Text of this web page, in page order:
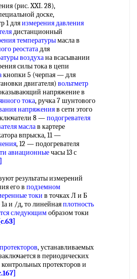
(рис. XXI. 28),
доске,
1 дляизмерения давления
дистанционный
температурымасла в
реостатадля
воздухана всасывании
силы тока в цепи
кнопки 5 (черпая — для
двигателя) вольтметр
напряжение в
тока, ручка 7 шунтового
напряженияв сети этого
8 —подогревателя
маслав картере
впрыска, 11 —
, 12 — подогревателя
авиационныечасы 13 с
результаты измерений
его в подземном
токи в точках Л и Б
и /д, то линейнаяплотность
следующимобразом токи
[c.63]
, устанавливаемых
в периодических
протекторов и